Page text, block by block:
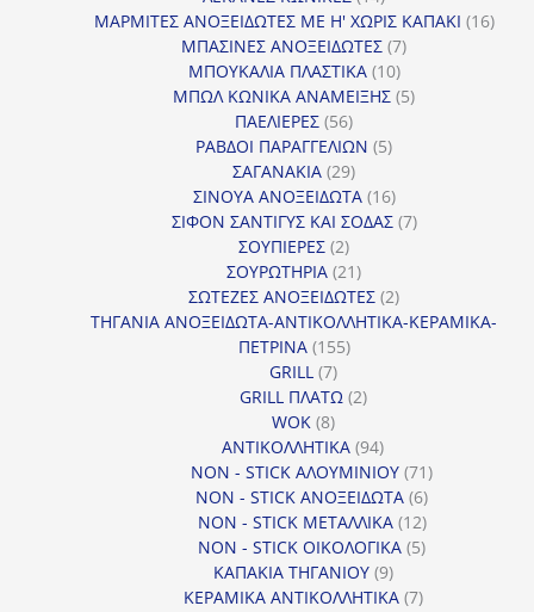
προϊόντα
ΜΑΡΜΙΤΕΣ ΑΝΟΞΕΙΔΩΤΕΣ ΜΕ Η' ΧΩΡΙΣ ΚΑΠΑΚΙ 1616
ΜΠΑΣΙΝΕΣ ΑΝΟΞΕΙΔΩΤΕΣ 77
ΜΠΟΥΚΑΛΙΑ ΠΛΑΣΤΙΚΑ 1010
προϊόντα
ΜΠΩΛ ΚΩΝΙΚΑ ΑΝΑΜΕΙΞΗΣ 55
ΠΑΕΛΙΕΡΕΣ 5656
προϊόντα
ΡΑΒΔΟΙ ΠΑΡΑΓΓΕΛΙΩΝ 55
ΣΑΓΑΝΑΚΙΑ 2929
προϊόντα
ΣΙΝΟΥΑ ΑΝΟΞΕΙΔΩΤΑ 1616
προϊόντα
ΣΙΦΟΝ ΣΑΝΤΙΓΥΣ ΚΑΙ ΣΟΔΑΣ 77
ΣΟΥΠΙΕΡΕΣ 22
προϊόντα
ΣΟΥΡΩΤΗΡΙΑ 2121
προϊόντα
ΣΩΤΕΖΕΣ ΑΝΟΞΕΙΔΩΤΕΣ 22
προϊόντα
ΤΗΓΑΝΙΑ ΑΝΟΞΕΙΔΩΤΑ-ΑΝΤΙΚΟΛΛΗΤΙΚΑ-ΚΕΡΑΜΙΚΑ-
ΠΕΤΡΙΝΑ 155155
GRILL 77
προϊόντα
GRILL ΠΛΑΤΩ 22
WOK 88
προϊόντα
ΑΝΤΙΚΟΛΛΗΤΙΚΑ 9494
προϊόντα
NON - STICK ΑΛΟΥΜΙΝΙΟΥ 7171
προϊόντα
NON - STICK ΑΝΟΞΕΙΔΩΤΑ 66
προϊόντα
NON - STICK ΜΕΤΑΛΛΙΚΑ 1212
προϊόντα
NON - STICK ΟΙΚΟΛΟΓΙΚΑ 55
ΚΑΠΑΚΙΑ ΤΗΓΑΝΙΟΥ 99
προϊόντα
ΚΕΡΑΜΙΚΑ ΑΝΤΙΚΟΛΛΗΤΙΚΑ 77